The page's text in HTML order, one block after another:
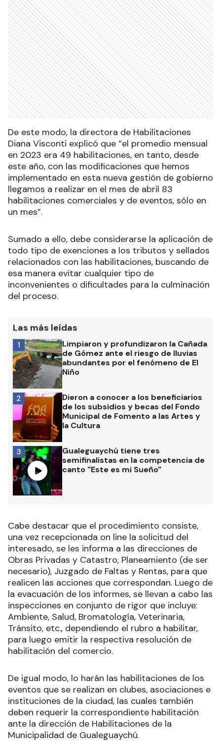
De este modo, la directora de Habilitaciones
Diana Visconti explicó que “el promedio mensual
en 2023 era 49 habilitaciones, en tanto, desde
este año, con las modificaciones que hemos
implementado en esta nueva gestión de gobierno
llegamos a realizar en el mes de abril 83
habilitaciones comerciales y de eventos, sólo en
un mes”.
Sumado a ello, debe considerarse la aplicación de
todo tipo de exenciones a los tributos y sellados
relacionados con las habilitaciones, buscando de
esa manera evitar cualquier tipo de
inconvenientes o dificultades para la culminación
del proceso.
Las más leídas
Limpiaron y profundizaron la Cañada
de Gómez ante el riesgo de lluvias
abundantes por el fenómeno de El
Niño
1
Dieron a conocer a los beneficiarios
de los subsidios y becas del Fondo
Municipal de Fomento a las Artes y
la Cultura
2
Gualeguaychú tiene tres
semifinalistas en la competencia de
canto "Este es mi Sueño"
3
Cabe destacar que el procedimiento consiste,
una vez recepcionada on line la solicitud del
interesado, se les informa a las direcciones de
Obras Privadas y Catastro, Planeamiento (de ser
necesario), Juzgado de Faltas y Rentas, para que
realicen las acciones que correspondan. Luego de
la evacuación de los informes, se llevan a cabo las
inspecciones en conjunto de rigor que incluye:
Ambiente, Salud, Bromatología, Veterinaria,
Tránsito, etc., dependiendo el rubro a habilitar,
para luego emitir la respectiva resolución de
habilitación del comercio.
De igual modo, lo harán las habilitaciones de los
eventos que se realizan en clubes, asociaciones e
instituciones de la ciudad, las cuales también
deben requerir la correspondiente habilitación
ante la dirección de Habilitaciones de la
Municipalidad de Gualeguaychú.